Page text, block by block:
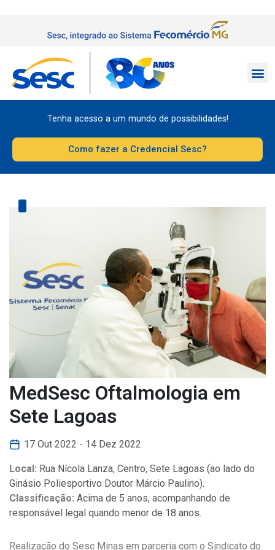
Tenha acesso a um mundo de possibilidades!
Como fazer a Credencial Sesc?
MedSesc Oftalmologia em
Sete Lagoas
17 Out 2022 - 14 Dez 2022
Local: Rua Nícola Lanza, Centro, Sete Lagoas (ao lado do
Ginásio Poliesportivo Doutor Márcio Paulino).
Classificação: Acima de 5 anos, acompanhando de
responsável legal quando menor de 18 anos.
Realização do Sesc Minas em parceria com o Sindicato do